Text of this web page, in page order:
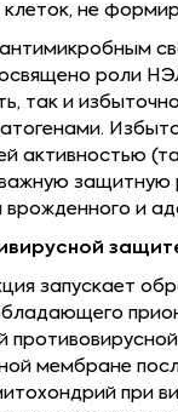
клеток, не
антимикробным
роли
так и
активностью
защитную
врожденного и
запускает
мембране
при